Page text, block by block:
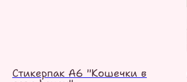
Стикерпак А6 "Кошечки в